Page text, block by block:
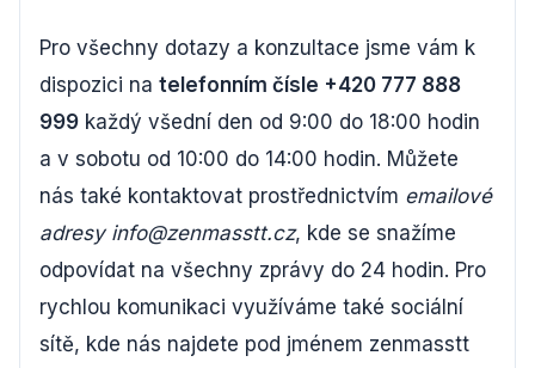
Pro všechny dotazy a konzultace jsme vám k
dispozici na telefonním čísle +420 777 888
999 každý všední den od 9:00 do 18:00 hodin
a v sobotu od 10:00 do 14:00 hodin. Můžete
nás také kontaktovat prostřednictvím emailové
adresy info@zenmasstt.cz, kde se snažíme
odpovídat na všechny zprávy do 24 hodin. Pro
rychlou komunikaci využíváme také sociální
sítě, kde nás najdete pod jménem zenmasstt